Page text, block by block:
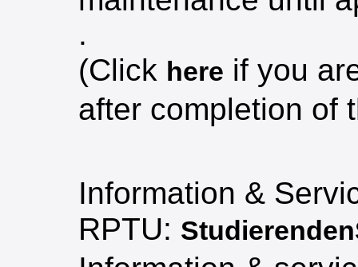
.
(Click here if you
after completion of
Information &
RPTU: